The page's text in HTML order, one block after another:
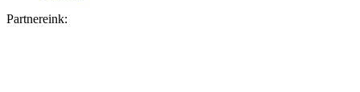
Partnereink: